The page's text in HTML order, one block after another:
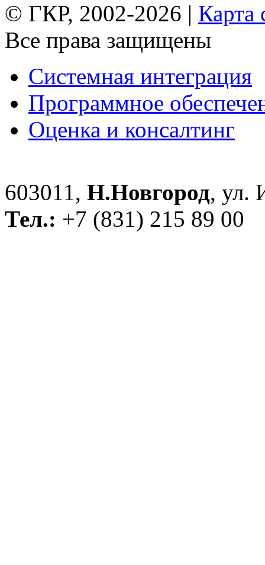
© ГКР, 2002-2026 | Карта
Все права защищены
Системная интеграция
Программное
Оценка и консалтинг
603011, Н.Новгород, ул.
Тел.: +7 (831) 215 89 00